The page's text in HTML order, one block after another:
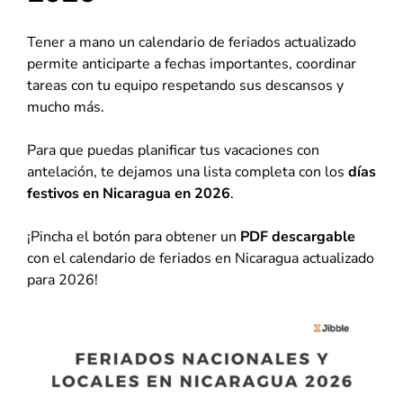
Tener a mano un calendario de feriados actualizado
permite anticiparte a fechas importantes, coordinar
tareas con tu equipo respetando sus descansos y
mucho más.
Para que puedas planificar tus vacaciones con
antelación, te dejamos una lista completa con los días
festivos en Nicaragua en 2026.
¡Pincha el botón para obtener un PDF descargable
con el calendario de feriados en Nicaragua actualizado
para 2026!